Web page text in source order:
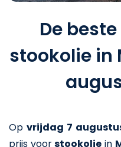
De
stookolie in
Op vrijdag 7
prijs voorstookolie in